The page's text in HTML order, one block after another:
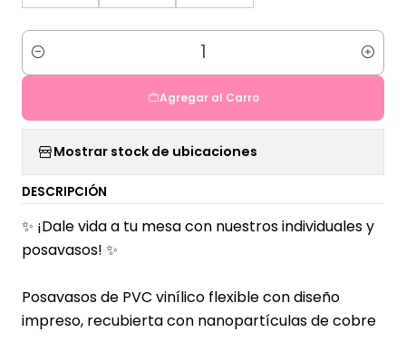
Cantidad
Agregar al Carro
Mostrar stock de ubicaciones
DESCRIPCIÓN
✨ ¡Dale vida a tu mesa con nuestros individuales y
posavasos! ✨
Posavasos de PVC vinílico flexible con diseño
impreso, recubierta con nanopartículas de cobre